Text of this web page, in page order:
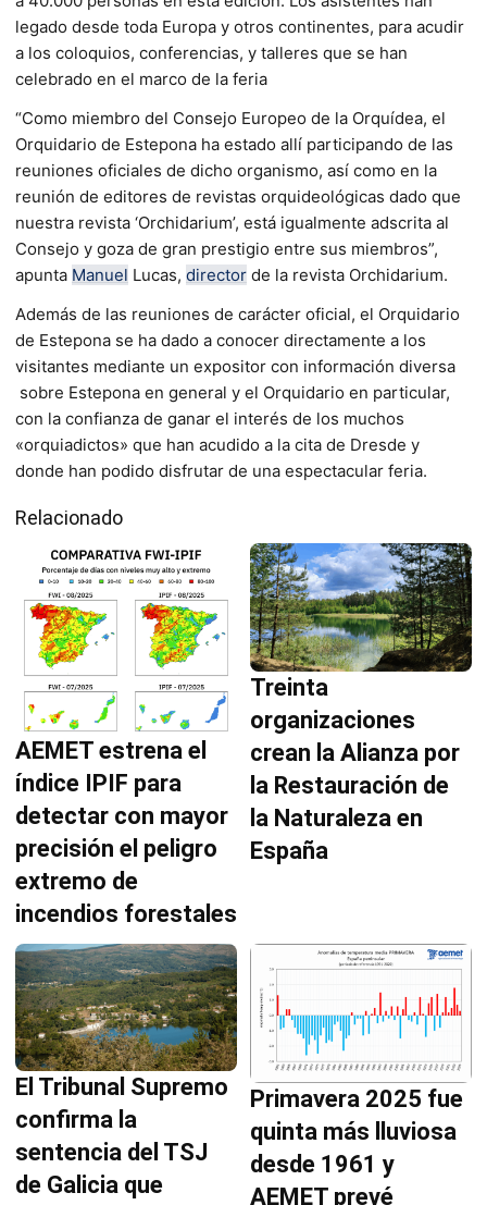
legado desde toda Europa y otros continentes, para acudir
a los coloquios, conferencias, y talleres que se han
celebrado en el marco de la feria
“Como miembro del Consejo Europeo de la Orquídea, el
Orquidario de Estepona ha estado allí participando de las
reuniones oficiales de dicho organismo, así como en la
reunión de editores de revistas orquideológicas dado que
nuestra revista ‘Orchidarium’, está igualmente adscrita al
Consejo y goza de gran prestigio entre sus miembros”,
apunta Manuel Lucas, director de la revista Orchidarium.
Además de las reuniones de carácter oficial, el Orquidario
de Estepona se ha dado a conocer directamente a los
visitantes mediante un expositor con información diversa
sobre Estepona en general y el Orquidario en particular,
con la confianza de ganar el interés de los muchos
«orquiadictos» que han acudido a la cita de Dresde y
donde han podido disfrutar de una espectacular feria.
Relacionado
AEMET estrena el
índice IPIF para
detectar con mayor
precisión el peligro
extremo de
incendios forestales
Treinta
organizaciones
crean la Alianza por
la Restauración de
la Naturaleza en
España
El Tribunal Supremo
confirma la
sentencia del TSJ
de Galicia que
Primavera 2025 fue
quinta más lluviosa
desde 1961 y
AEMET prevé